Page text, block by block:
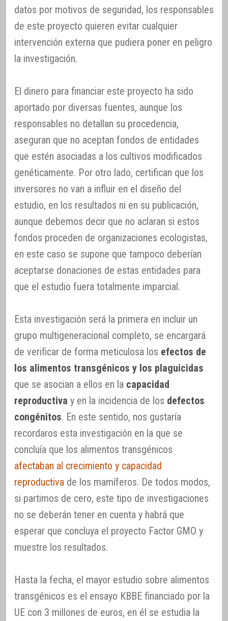
datos por motivos de seguridad, los responsables
de este proyecto quieren evitar cualquier
intervención externa que pudiera poner en peligro
la investigación.
El dinero para financiar este proyecto ha sido
aportado por diversas fuentes, aunque los
responsables no detallan su procedencia,
aseguran que no aceptan fondos de entidades
que estén asociadas a los cultivos modificados
genéticamente. Por otro lado, certifican que los
inversores no van a influir en el diseño del
estudio, en los resultados ni en su publicación,
aunque debemos decir que no aclaran si estos
fondos proceden de organizaciones ecologistas,
en este caso se supone que tampoco deberían
aceptarse donaciones de estas entidades para
que el estudio fuera totalmente imparcial.
Esta investigación será la primera en incluir un
grupo multigeneracional completo, se encargará
de verificar de forma meticulosa los efectos de
los alimentos transgénicos y los plaguicidas
que se asocian a ellos en la capacidad
reproductiva y en la incidencia de los defectos
congénitos. En este sentido, nos gustaría
recordaros esta investigación en la que se
concluía que los alimentos transgénicos
afectaban al crecimiento y capacidad
reproductiva de los mamíferos. De todos modos,
si partimos de cero, este tipo de investigaciones
no se deberán tener en cuenta y habrá que
esperar que concluya el proyecto Factor GMO y
muestre los resultados.
Hasta la fecha, el mayor estudio sobre alimentos
transgénicos es el ensayo KBBE financiado por la
UE con 3 millones de euros, en él se estudia la